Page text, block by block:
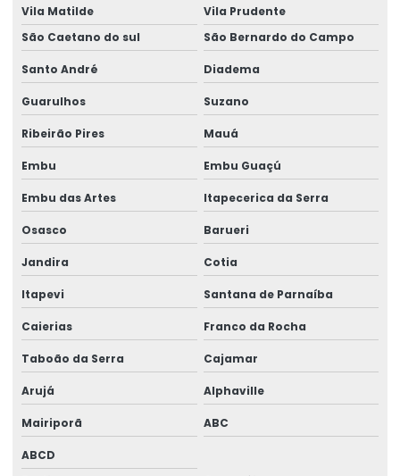
Gerador 100 kva
Gerador 100 kva aluguel preço
Gerador 100 kva diesel
Gerador 100 kva mwm
Gerador 100 kva preço
Gerador 100 kva stemac
Gerador 100 kva a venda
Gerador 100kva valor
Gerador 110 kva
Gerador 120 kva
Gerador 120 kva diesel
Gerador 120 kva preço
Vila Matilde
Vila Prudente
São Caetano do sul
São Bernardo do Campo
Santo André Diadema
Guarulhos Suzano
Ribeirão Pires Mauá
Embu Embu Guaçú
Embu das Artes Itapecerica da Serra
Osasco Barueri
Jandira Cotia
Itapevi Santana de Parnaíba
Caierias Franco da Rocha
Taboão da Serra Cajamar
Arujá Alphaville
Mairiporã ABC
ABCD